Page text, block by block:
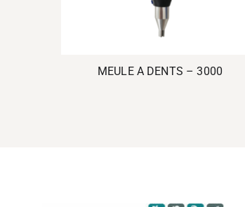
MEULE A DENTS – 3000